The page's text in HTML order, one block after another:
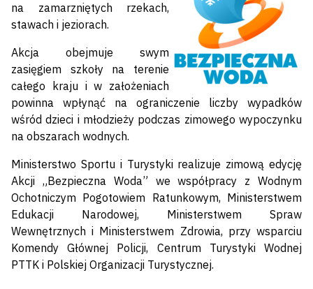
na zamarzniętych rzekach,
stawach i jeziorach.
Akcja obejmuje swym
zasięgiem szkoły na terenie
całego kraju i w założeniach
powinna wpłynąć na ograniczenie liczby wypadków
wśród dzieci i młodzieży podczas zimowego wypoczynku
na obszarach wodnych.
Ministerstwo Sportu i Turystyki realizuje zimową edycję
Akcji „Bezpieczna Woda” we współpracy z Wodnym
Ochotniczym Pogotowiem Ratunkowym, Ministerstwem
Edukacji Narodowej, Ministerstwem Spraw
Wewnętrznych i Ministerstwem Zdrowia, przy wsparciu
Komendy Głównej Policji, Centrum Turystyki Wodnej
PTTK i Polskiej Organizacji Turystycznej.